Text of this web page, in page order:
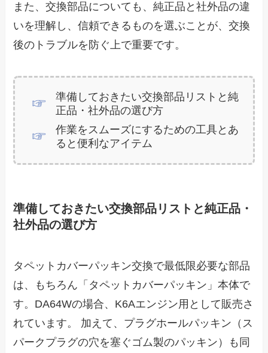
また、交換部品についても、純正品と社外品の違
いを理解し、信頼できるものを選ぶことが、交換
後のトラブルを防ぐ上で重要です。
準備しておきたい交換部品リストと純
正品・社外品の選び方
作業をスムーズにするための工具とあ
ると便利なアイテム
準備しておきたい交換部品リストと純正品・
社外品の選び方
タペットカバーパッキン交換で最低限必要な部品
は、もちろん「タペットカバーパッキン」本体で
す。DA64Wの場合、K6Aエンジン用として販売さ
れています。 加えて、プラグホールパッキン（ス
パークプラグの穴を塞ぐゴム製のパッキン）も同